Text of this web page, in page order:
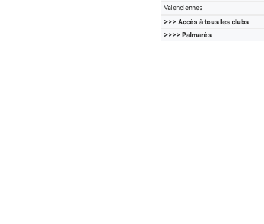
Valenciennes
>>> Accès à tous les clubs
>>>> Palmarès